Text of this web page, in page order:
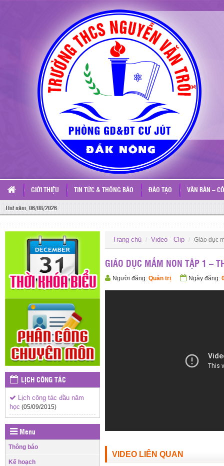
GIỚI THIỆU TIN TỨC & THÔNG BÁO ĐÀO TẠO VĂN BẢN –
Thứ năm, 06/08/2026
LỊCH CÔNG TÁC
Lịch công tác đầu năm
học (05/09/2015)
Menu
Thông báo
Kế hoạch
Trang chủ Video - Clip Giáo dục
GIÁO DỤC MẦM NON TẬP 1 –
Người đăng: Quản trị Ngày đăng:
VIDEO LIÊN QUAN